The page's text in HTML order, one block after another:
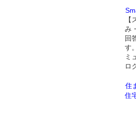
み
回
す
ミ
ロ
住
住